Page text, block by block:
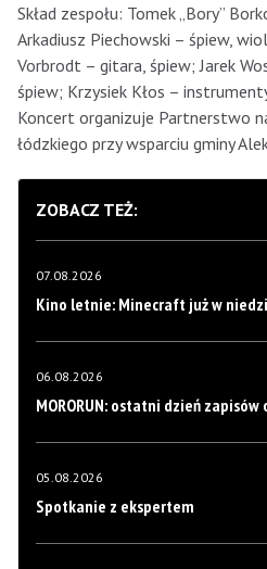
Skład zespołu: Tomek „Bory”
Arkadiusz Piechowski – śpiew,
Vorbrodt – gitara, śpiew; Jarek
śpiew; Krzysiek Kłos –
Koncert organizuje Partnerstwo
łódzkiego przy wsparciu gminy
ZOBACZ TEŻ:
07.08.2026
Kino letnie: Minecraft już w
06.08.2026
MORORUN: ostatni dzień zapisów
05.08.2026
Spotkanie z ekspertem